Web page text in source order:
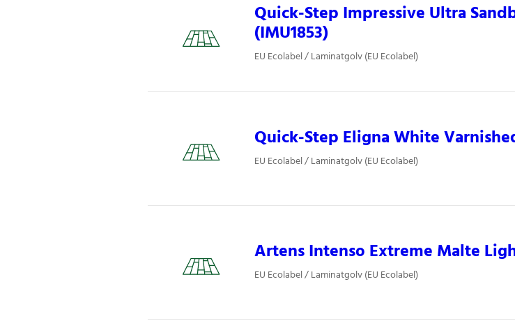
Quick-Step Impressive Ultra
(IMU1853)
EU Ecolabel / Laminatgolv (EU Ecolabel)
Quick-Step Eligna White
EU Ecolabel / Laminatgolv (EU Ecolabel)
Artens Intenso Extreme Malte
EU Ecolabel / Laminatgolv (EU Ecolabel)